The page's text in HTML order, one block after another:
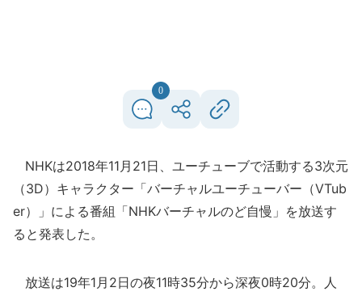
0
NHKは2018年11月21日、ユーチューブで活動する3次元
（3D）キャラクター「バーチャルユーチューバー（VTub
er）」による番組「NHKバーチャルのど自慢」を放送す
ると発表した。
放送は19年1月2日の夜11時35分から深夜0時20分。人